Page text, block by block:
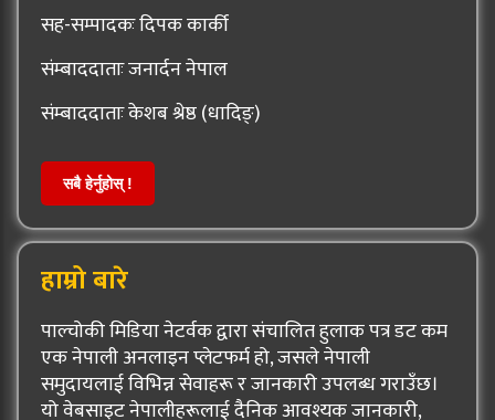
सह-सम्पादकः दिपक कार्की
संम्बाददाताः जनार्दन नेपाल
संम्बाददाताः केशब श्रेष्ठ (धादिङ्)
सबै हेर्नुहोस् !
हाम्रो बारे
पाल्चोकी मिडिया नेटर्वक द्वारा संचालित हुलाक पत्र डट कम
एक नेपाली अनलाइन प्लेटफर्म हो, जसले नेपाली
समुदायलाई विभिन्न सेवाहरू र जानकारी उपलब्ध गराउँछ।
यो वेबसाइट नेपालीहरूलाई दैनिक आवश्यक जानकारी,